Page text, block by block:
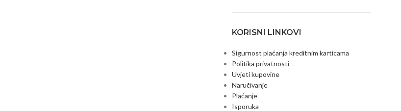
KORISNI LINKOVI
Sigurnost plaćanja kreditnim karticama
Politika privatnosti
Uvjeti kupovine
Naručivanje
Plaćanje
Isporuka